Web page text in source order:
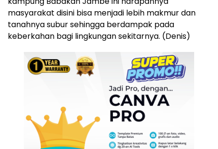
masyarakat disini bisa menjadi lebih makmur dan
tanahnya subur sehingga berdampak pada
keberkahan bagi lingkungan sekitarnya. (Denis)